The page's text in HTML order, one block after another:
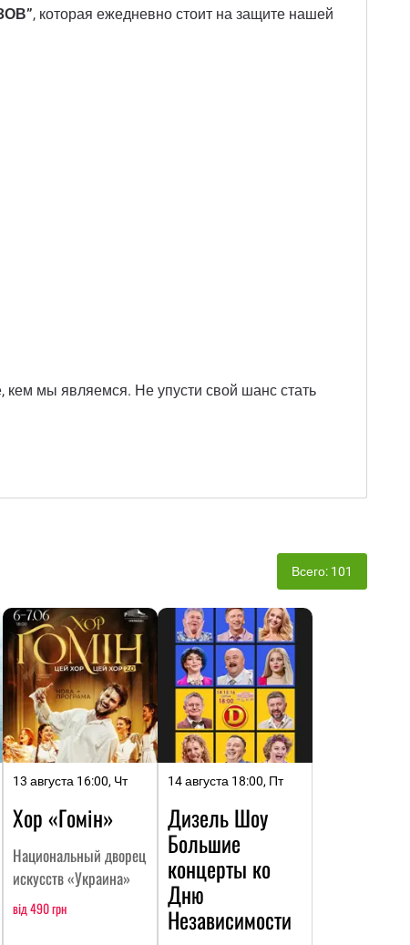
, которая ежедневно стоит на защите нашей
кем мы являемся. Не упусти свой шанс стать
Всего: 101
13 августа 16:00, Чт
Хор «Гомін»
Национальный дворец
искусств «Украина»
від 490 грн
14 августа 18:00, Пт
Дизель Шоу
Большие
концерты ко
Дню
Независимости